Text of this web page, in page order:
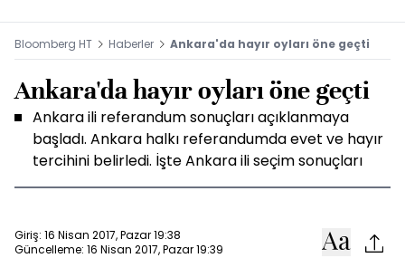
Bloomberg HT Haberler Ankara'da hayır oyları öne geçti
Ankara'da hayır oyları öne geçti
Ankara ili referandum sonuçları açıklanmaya
başladı. Ankara halkı referandumda evet ve hayır
tercihini belirledi. İşte Ankara ili seçim sonuçları
Giriş: 16 Nisan 2017, Pazar 19:38
Güncelleme: 16 Nisan 2017, Pazar 19:39